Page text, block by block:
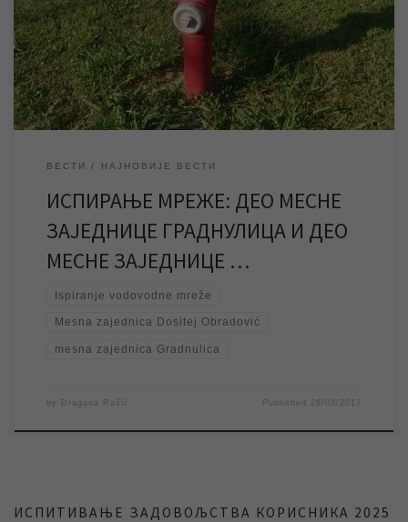
насеља Граднулица Гувно и то на углу улица Радојке Димовић и
Милета Крунића и улици Димитрија Димовића, као и у делу
месне заједнице Доситеј Обрадовић у улици Иве Војновића и у
улици Доситеја Обрадовића. Из […]
ВЕСТИ НАЈНОВИЈЕ ВЕСТИ
ИСПИРАЊЕ МРЕЖЕ: ДЕО МЕСНЕ
ЗАЈЕДНИЦЕ ГРАДНУЛИЦА И ДЕО
МЕСНЕ ЗАЈЕДНИЦЕ …
Ispiranje vodovodne mreže
Mesna zajednica Dositej Obradović
mesna zajednica Gradnulica
by Dragana Rašić Published 28/03/2017
ИСПИТИВАЊЕ ЗАДОВОЉСТВА КОРИСНИКА 2025